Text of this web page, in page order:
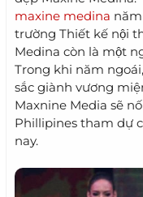
maxine medina
trường Thiết kế nội
Medina còn là một
Trong khi năm
sắc giành vương
Maxnine Media sẽ
Phillipines tham dự
nay.